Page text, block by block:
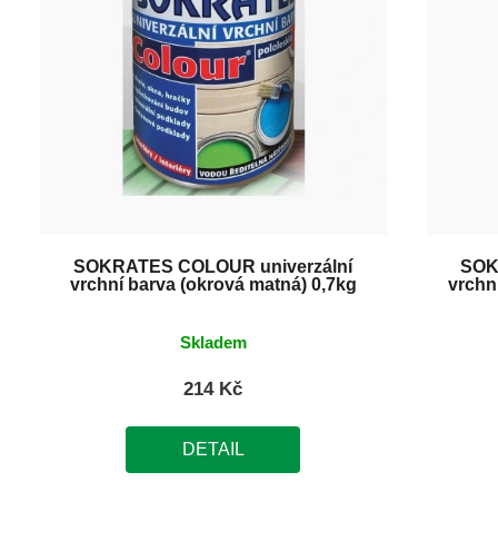
SOKRATES COLOUR univerzální
vrchní barva (okrová matná) 0,7kg
Skladem
214 Kč
DETAIL